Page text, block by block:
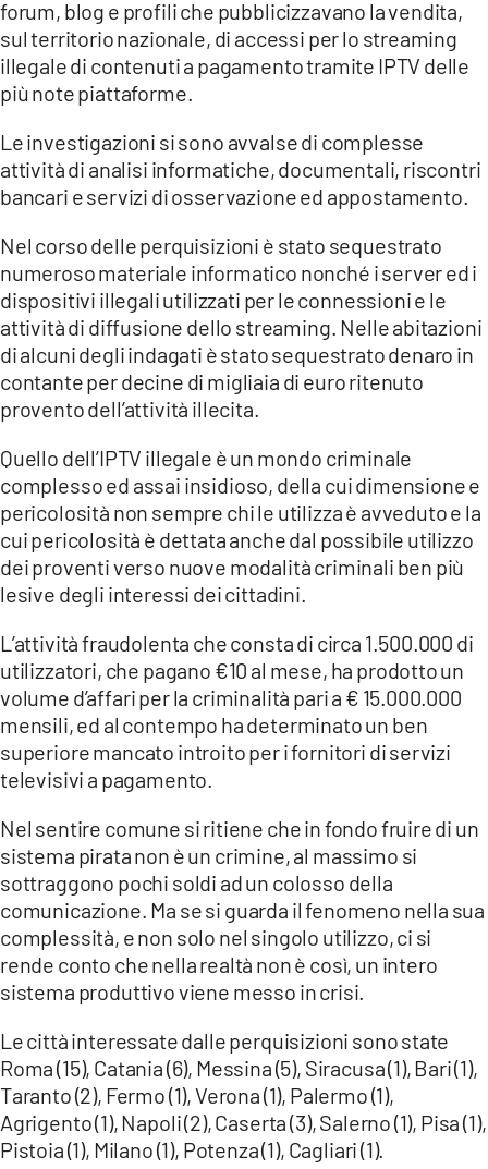
forum, blog e profili che pubblicizzavano la vendita,
sul territorio nazionale, di accessi per lo streaming
illegale di contenuti a pagamento tramite IPTV delle
più note piattaforme.
Le investigazioni si sono avvalse di complesse
attività di analisi informatiche, documentali, riscontri
bancari e servizi di osservazione ed appostamento.
Nel corso delle perquisizioni è stato sequestrato
numeroso materiale informatico nonché i server ed i
dispositivi illegali utilizzati per le connessioni e le
attività di diffusione dello streaming. Nelle abitazioni
di alcuni degli indagati è stato sequestrato denaro in
contante per decine di migliaia di euro ritenuto
provento dell’attività illecita.
Quello dell’IPTV illegale è un mondo criminale
complesso ed assai insidioso, della cui dimensione e
pericolosità non sempre chi le utilizza è avveduto e la
cui pericolosità è dettata anche dal possibile utilizzo
dei proventi verso nuove modalità criminali ben più
lesive degli interessi dei cittadini.
L’attività fraudolenta che consta di circa 1.500.000 di
utilizzatori, che pagano €10 al mese, ha prodotto un
volume d’affari per la criminalità pari a € 15.000.000
mensili, ed al contempo ha determinato un ben
superiore mancato introito per i fornitori di servizi
televisivi a pagamento.
Nel sentire comune si ritiene che in fondo fruire di un
sistema pirata non è un crimine, al massimo si
sottraggono pochi soldi ad un colosso della
comunicazione. Ma se si guarda il fenomeno nella sua
complessità, e non solo nel singolo utilizzo, ci si
rende conto che nella realtà non è così, un intero
sistema produttivo viene messo in crisi.
Le città interessate dalle perquisizioni sono state
Roma (15), Catania (6), Messina (5), Siracusa (1), Bari (1),
Taranto (2), Fermo (1), Verona (1), Palermo (1),
Agrigento (1), Napoli (2), Caserta (3), Salerno (1), Pisa (1),
Pistoia (1), Milano (1), Potenza (1), Cagliari (1).